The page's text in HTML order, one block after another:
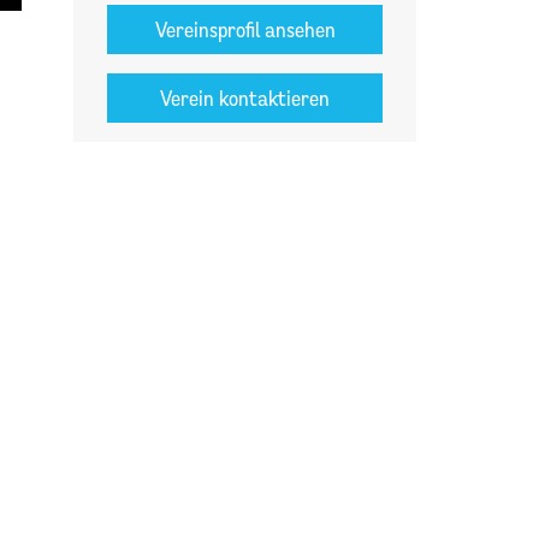
Vereinsprofil ansehen
Verein kontaktieren